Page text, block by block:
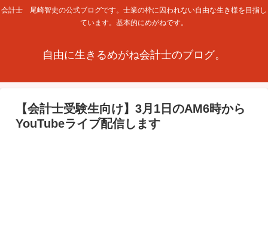
会計士 尾崎智史の公式ブログです。士業の枠に囚われない自由な生き様を目指し
ています。基本的にめがねです。
自由に生きるめがね会計士のブログ。
【会計士受験生向け】3月1日のAM6時から
YouTubeライブ配信します